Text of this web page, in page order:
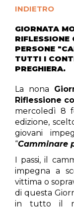
INDIETRO
GIORNATA
PERSONE
TUTTI I
PREGHIERA.
La nona
Riflessione
mercoledì 8
edizione,
giovani
“Camminare
I passi, il
impegna a
vittima o
di questa
in tutto il